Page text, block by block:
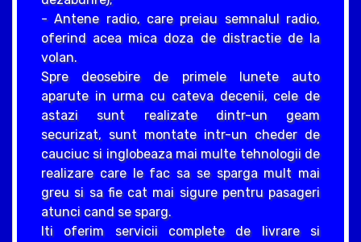
- Antene radio, care preiau semnalul radio,
oferind acea mica doza de distractie de la
volan.
Spre deosebire de primele lunete auto
aparute in urma cu cateva decenii, cele de
astazi sunt realizate dintr-un geam
securizat, sunt montate intr-un cheder de
cauciuc si inglobeaza mai multe tehnologii de
realizare care le fac sa se sparga mult mai
greu si sa fie cat mai sigure pentru pasageri
atunci cand se sparg.
Iti oferim servicii complete de livrare si